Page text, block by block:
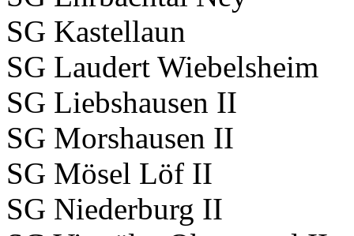
SG Kastellaun
SG Laudert Wiebelsheim
SG Liebshausen II
SG Morshausen II
SG Mösel Löf II
SG Niederburg II